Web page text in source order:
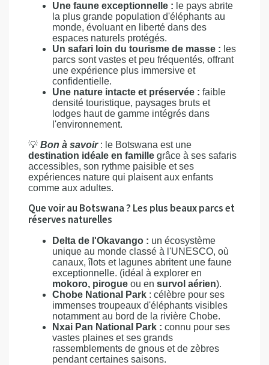
Une faune exceptionnelle : le pays abrite
la plus grande population d'éléphants au
monde, évoluant en liberté dans des
espaces naturels protégés.
Un safari loin du tourisme de masse : les
parcs sont vastes et peu fréquentés, offrant
une expérience plus immersive et
confidentielle.
Une nature intacte et préservée : faible
densité touristique, paysages bruts et
lodges haut de gamme intégrés dans
l'environnement.
💡 Bon à savoir: le Botswana est une
destination idéale en famille grâce à ses safaris
accessibles, son rythme paisible et ses
expériences nature qui plaisent aux enfants
comme aux adultes.
Que voir au Botswana ? Les plus beaux parcs et
réserves naturelles
Delta de l'Okavango : un écosystème
unique au monde classé à l'UNESCO, où
canaux, îlots et lagunes abritent une faune
exceptionnelle. (idéal à explorer en
mokoro, pirogue ou en survol aérien).
Chobe National Park : célèbre pour ses
immenses troupeaux d'éléphants visibles
notamment au bord de la rivière Chobe.
Nxai Pan National Park : connu pour ses
vastes plaines et ses grands
rassemblements de gnous et de zèbres
pendant certaines saisons.